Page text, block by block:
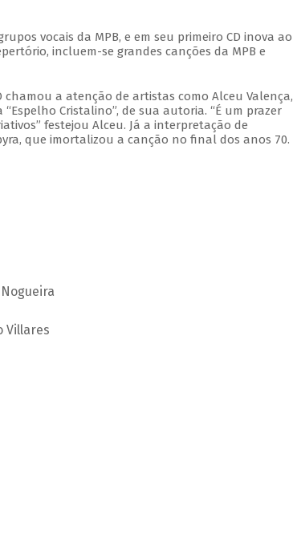
vocais da MPB, e em seu primeiro CD inova ao
incluem-se grandes canções da MPB e
a atenção de artistas como Alceu Valença,
Cristalino”, de sua autoria. “É um prazer
festejou Alceu. Já a interpretação de
que imortalizou a canção no final dos anos 70.
Villares